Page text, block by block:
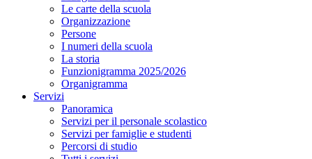
Le carte della scuola
Organizzazione
Persone
I numeri della scuola
La storia
Funzionigramma 2025/2026
Organigramma
Servizi
Panoramica
Servizi per il personale scolastico
Servizi per famiglie e studenti
Percorsi di studio